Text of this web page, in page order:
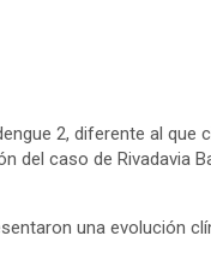
2, diferente al que
del caso de Rivadavia
una evolución